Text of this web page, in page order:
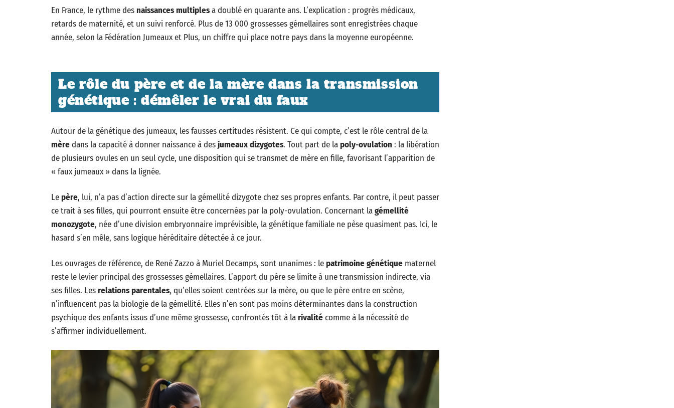
En France, le rythme desnaissances multiplesa doublé en quarante ans. L’explication : progrès médicaux,
retards de maternité, et un suivi renforcé. Plus de 13 000 grossesses gémellaires sont enregistrées chaque
année, selon la Fédération Jumeaux et Plus, un chiffre qui place notre pays dans la moyenne européenne.
Le rôle du père et de la mère dans la transmission
génétique : démêler le vrai du faux
Autour de la génétique des jumeaux, les fausses certitudes résistent. Ce qui compte, c’est le rôle central de la
mèredans la capacité à donner naissance à desjumeaux dizygotes. Tout part de lapoly-ovulation : la libération
de plusieurs ovules en un seul cycle, une disposition qui se transmet de mère en fille, favorisant l’apparition de
« faux jumeaux » dans la lignée.
Lepère, lui, n’a pas d’action directe sur la gémellité dizygote chez ses propres enfants. Par contre, il peut passer
ce trait à ses filles, qui pourront ensuite être concernées par la poly-ovulation. Concernant lagémellité
monozygote, née d’une division embryonnaire imprévisible, la génétique familiale ne pèse quasiment pas. Ici, le
hasard s’en mêle, sans logique héréditaire détectée à ce jour.
Les ouvrages de référence, de René Zazzo à Muriel Decamps, sont unanimes : lepatrimoine génétique maternel
reste le levier principal des grossesses gémellaires. L’apport du père se limite à une transmission indirecte, via
ses filles. Lesrelations parentales, qu’elles soient centrées sur la mère, ou que le père entre en scène,
n’influencent pas la biologie de la gémellité. Elles n’en sont pas moins déterminantes dans la construction
psychique des enfants issus d’une même grossesse, confrontés tôt à larivalitécomme à la nécessité de
s’affirmer individuellement.